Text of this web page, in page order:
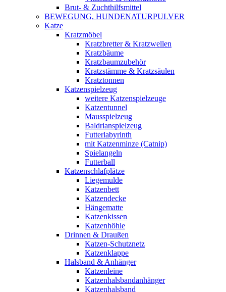
Brut- & Zuchthilfsmittel
BEWEGUNG, HUNDENATURPULVER
Katze
Kratzmöbel
Kratzbretter & Kratzwellen
Kratzbäume
Kratzbaumzubehör
Kratzstämme & Kratzsäulen
Kratztonnen
Katzenspielzeug
weitere Katzenspielzeuge
Katzentunnel
Mausspielzeug
Baldrianspielzeug
Futterlabyrinth
mit Katzenminze (Catnip)
Spielangeln
Futterball
Katzenschlafplätze
Liegemulde
Katzenbett
Katzendecke
Hängematte
Katzenkissen
Katzenhöhle
Drinnen & Draußen
Katzen-Schutznetz
Katzenklappe
Halsband & Anhänger
Katzenleine
Katzenhalsbandanhänger
Katzenhalsband